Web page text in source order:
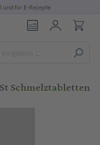
und für E-Rezepte
Schmelztabletten